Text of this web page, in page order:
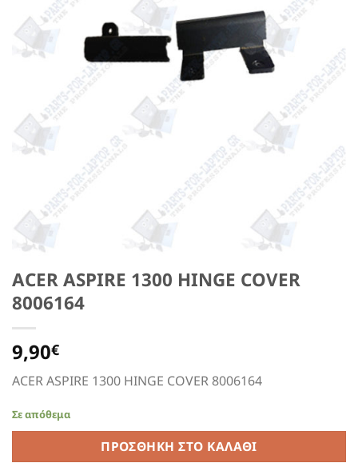
ACER ASPIRE 1300 HINGE COVER
8006164
9,90€
ACER ASPIRE 1300 HINGE COVER 8006164
Σε απόθεμα
ΠΡΟΣΘΉΚΗ ΣΤΟ ΚΑΛΆΘΙ